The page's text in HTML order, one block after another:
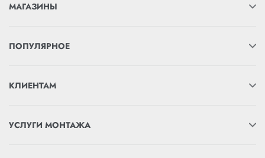
МАГАЗИНЫ
ПОПУЛЯРНОЕ
КЛИЕНТАМ
УСЛУГИ МОНТАЖА